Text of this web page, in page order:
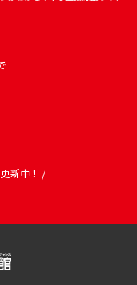
新中！ /